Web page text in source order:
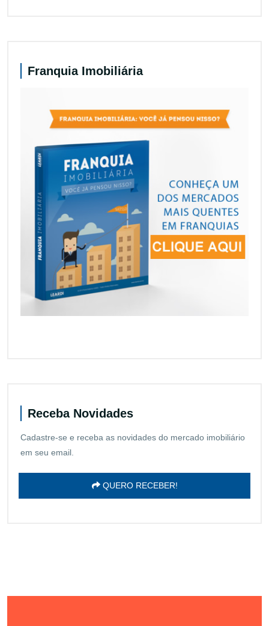
Franquia Imobiliária
Receba Novidades
Cadastre-se e receba as novidades do mercado imobiliário
em seu email.
QUERO RECEBER!